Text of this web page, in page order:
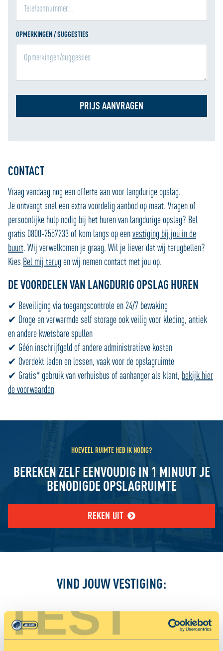
TEST
OPMERKINGEN / SUGGESTIES
PRIJS AANVRAGEN
CONTACT
Vraag vandaag nog een offerte aan voor langdurige opslag.
Je ontvangt snel een extra voordelig aanbod op maat. Vragen of
persoonlijke hulp nodig bij het huren van langdurige opslag? Bel
gratis 0800-2557233 of kom langs op eenvestiging bij jou in de
buurt. Wij verwelkomen je graag. Wil je liever dat wij terugbellen?
Kies Bel mij terug en wij nemen contact met jou op.
DE VOORDELEN VAN LANGDURIG OPSLAG HUREN
✔ Beveiliging via toegangscontrole en 24/7 bewaking
✔ Droge en verwarmde self storage ook veilig voor kleding, antiek
en andere kwetsbare spullen
✔ Géén inschrijfgeld of andere administratieve kosten
✔ Overdekt laden en lossen, vaak voor de opslagruimte
✔ Gratis* gebruik van verhuisbus of aanhanger als klant, bekijk hier
de voorwaarden
HOEVEEL RUIMTE HEB IK NODIG?
BEREKEN ZELF EENVOUDIG IN 1 MINUUT JE
BENODIGDE OPSLAGRUIMTE
REKEN UIT
VIND JOUW VESTIGING: